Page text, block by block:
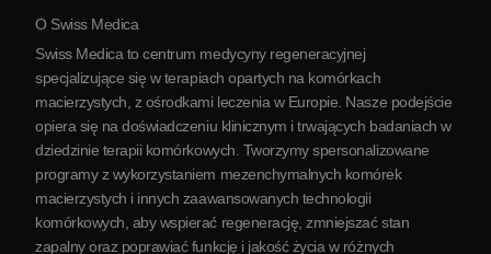
O Serbii
Partnerstwo
Skontaktuj się z nami
O Swiss Medica
Swiss Medica to centrum medycyny regeneracyjnej
specjalizujące się w terapiach opartych na komórkach
macierzystych, z ośrodkami leczenia w Europie. Nasze podejście
opiera się na doświadczeniu klinicznym i trwających badaniach w
dziedzinie terapii komórkowych. Tworzymy spersonalizowane
programy z wykorzystaniem mezenchymalnych komórek
macierzystych i innych zaawansowanych technologii
komórkowych, aby wspierać regenerację, zmniejszać stan
zapalny oraz poprawiać funkcję i jakość życia w różnych